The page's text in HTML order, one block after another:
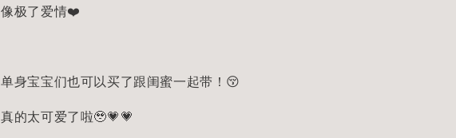
像极了爱情❤️
单身宝宝们也可以买了跟闺蜜一起带！😚
真的太可爱了啦🥹💗💗